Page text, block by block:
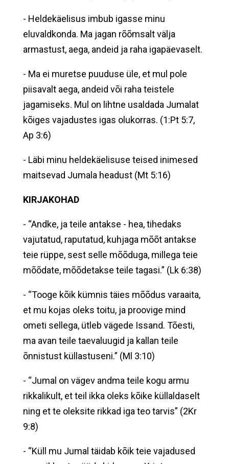
- Heldekäelisus imbub igasse minu
eluvaldkonda. Ma jagan rõõmsalt välja
armastust, aega, andeid ja raha igapäevaselt.
- Ma ei muretse puuduse üle, et mul pole
piisavalt aega, andeid või raha teistele
jagamiseks. Mul on lihtne usaldada Jumalat
kõiges vajadustes igas olukorras. (1:Pt 5:7,
Ap 3:6)
- Läbi minu heldekäelisuse teised inimesed
maitsevad Jumala headust (Mt 5:16)
KIRJAKOHAD
- “Andke, ja teile antakse - hea, tihedaks
vajutatud, raputatud, kuhjaga mõõt antakse
teie rüppe, sest selle mõõduga, millega teie
mõõdate, mõõdetakse teile tagasi.” (Lk 6:38)
- “Tooge kõik kümnis täies mõõdus varaaita,
et mu kojas oleks toitu, ja proovige mind
ometi sellega, ütleb vägede Issand. Tõesti,
ma avan teile taevaluugid ja kallan teile
õnnistust küllastuseni.” (Ml 3:10)
- “Jumal on vägev andma teile kogu armu
rikkalikult, et teil ikka oleks kõike küllaldaselt
ning et te oleksite rikkad iga teo tarvis” (2Kr
9:8)
- “Küll mu Jumal täidab kõik teie vajadused